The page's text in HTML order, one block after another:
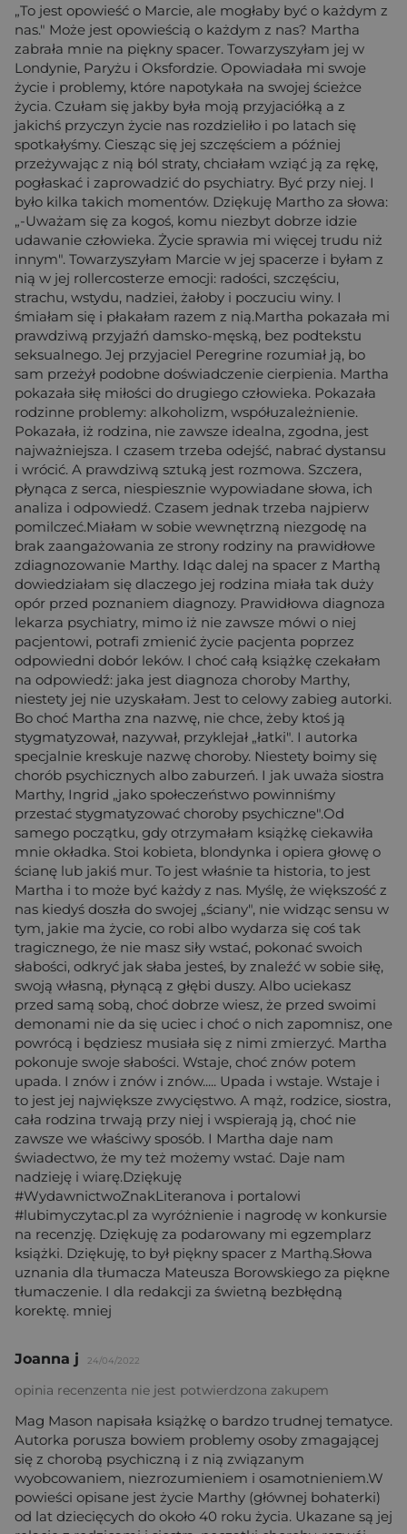
„To jest opowieść o Marcie, ale mogłaby być o każdym z
nas." Może jest opowieścią o każdym z nas? Martha
zabrała mnie na piękny spacer. Towarzyszyłam jej w
Londynie, Paryżu i Oksfordzie. Opowiadała mi swoje
życie i problemy, które napotykała na swojej ścieżce
życia. Czułam się jakby była moją przyjaciółką a z
jakichś przyczyn życie nas rozdzieliło i po latach się
spotkałyśmy. Ciesząc się jej szczęściem a później
przeżywając z nią ból straty, chciałam wziąć ją za rękę,
pogłaskać i zaprowadzić do psychiatry. Być przy niej. I
było kilka takich momentów. Dziękuję Martho za słowa:
„-Uważam się za kogoś, komu niezbyt dobrze idzie
udawanie człowieka. Życie sprawia mi więcej trudu niż
innym". Towarzyszyłam Marcie w jej spacerze i byłam z
nią w jej rollercosterze emocji: radości, szczęściu,
strachu, wstydu, nadziei, żałoby i poczuciu winy. I
śmiałam się i płakałam razem z nią.Martha pokazała mi
prawdziwą przyjaźń damsko-męską, bez podtekstu
seksualnego. Jej przyjaciel Peregrine rozumiał ją, bo
sam przeżył podobne doświadczenie cierpienia. Martha
pokazała siłę miłości do drugiego człowieka. Pokazała
rodzinne problemy: alkoholizm, współuzależnienie.
Pokazała, iż rodzina, nie zawsze idealna, zgodna, jest
najważniejsza. I czasem trzeba odejść, nabrać dystansu
i wrócić. A prawdziwą sztuką jest rozmowa. Szczera,
płynąca z serca, niespiesznie wypowiadane słowa, ich
analiza i odpowiedź. Czasem jednak trzeba najpierw
pomilczeć.Miałam w sobie wewnętrzną niezgodę na
brak zaangażowania ze strony rodziny na prawidłowe
zdiagnozowanie Marthy. Idąc dalej na spacer z Marthą
dowiedziałam się dlaczego jej rodzina miała tak duży
opór przed poznaniem diagnozy. Prawidłowa diagnoza
lekarza psychiatry, mimo iż nie zawsze mówi o niej
pacjentowi, potrafi zmienić życie pacjenta poprzez
odpowiedni dobór leków. I choć całą książkę czekałam
na odpowiedź: jaka jest diagnoza choroby Marthy,
niestety jej nie uzyskałam. Jest to celowy zabieg autorki.
Bo choć Martha zna nazwę, nie chce, żeby ktoś ją
stygmatyzował, nazywał, przyklejał „łatki". I autorka
specjalnie kreskuje nazwę choroby. Niestety boimy się
chorób psychicznych albo zaburzeń. I jak uważa siostra
Marthy, Ingrid „jako społeczeństwo powinniśmy
przestać stygmatyzować choroby psychiczne".Od
samego początku, gdy otrzymałam książkę ciekawiła
mnie okładka. Stoi kobieta, blondynka i opiera głowę o
ścianę lub jakiś mur. To jest właśnie ta historia, to jest
Martha i to może być każdy z nas. Myślę, że większość z
nas kiedyś doszła do swojej „ściany", nie widząc sensu w
tym, jakie ma życie, co robi albo wydarza się coś tak
tragicznego, że nie masz siły wstać, pokonać swoich
słabości, odkryć jak słaba jesteś, by znaleźć w sobie siłę,
swoją własną, płynącą z głębi duszy. Albo uciekasz
przed samą sobą, choć dobrze wiesz, że przed swoimi
demonami nie da się uciec i choć o nich zapomnisz, one
powrócą i będziesz musiała się z nimi zmierzyć. Martha
pokonuje swoje słabości. Wstaje, choć znów potem
upada. I znów i znów i znów..... Upada i wstaje. Wstaje i
to jest jej największe zwycięstwo. A mąż, rodzice, siostra,
cała rodzina trwają przy niej i wspierają ją, choć nie
zawsze we właściwy sposób. I Martha daje nam
świadectwo, że my też możemy wstać. Daje nam
nadzieję i wiarę.Dziękuję
#WydawnictwoZnakLiteranova i portalowi
#lubimyczytac.pl za wyróżnienie i nagrodę w konkursie
na recenzję. Dziękuję za podarowany mi egzemplarz
książki. Dziękuję, to był piękny spacer z Marthą.Słowa
uznania dla tłumacza Mateusza Borowskiego za piękne
tłumaczenie. I dla redakcji za świetną bezbłędną
korektę. mniej
Joanna j 24/04/2022
opinia recenzenta nie jest potwierdzona zakupem
Mag Mason napisała książkę o bardzo trudnej tematyce.
Autorka porusza bowiem problemy osoby zmagającej
się z chorobą psychiczną i z nią związanym
wyobcowaniem, niezrozumieniem i osamotnieniem.W
powieści opisane jest życie Marthy (głównej bohaterki)
od lat dziecięcych do około 40 roku życia. Ukazane są jej